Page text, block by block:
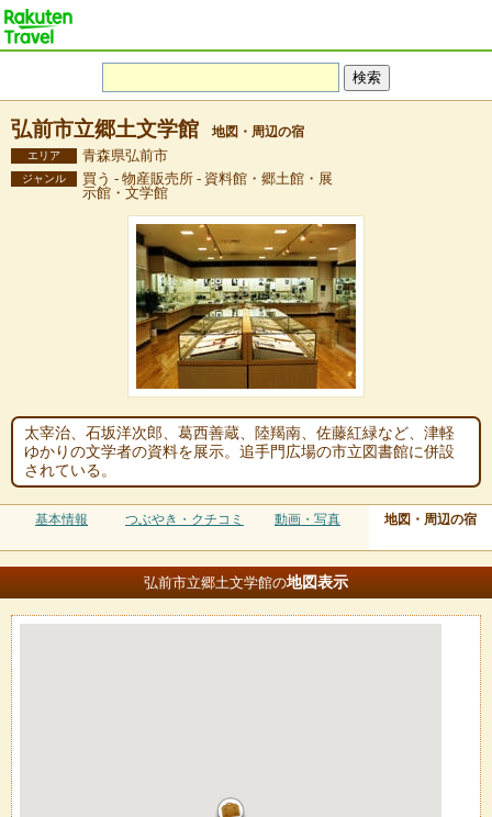
弘前市立郷土文学館 地図・周辺の宿
エリア 青森県弘前市
ジャンル
買う - 物産販売所 - 資料館・郷土館・展
示館・文学館
太宰治、石坂洋次郎、葛西善蔵、陸羯南、佐藤紅緑など、津軽
ゆかりの文学者の資料を展示。追手門広場の市立図書館に併設
されている。
基本情報 つぶやき・クチコミ 動画・写真 地図・周辺の宿
弘前市立郷土文学館の地図表示